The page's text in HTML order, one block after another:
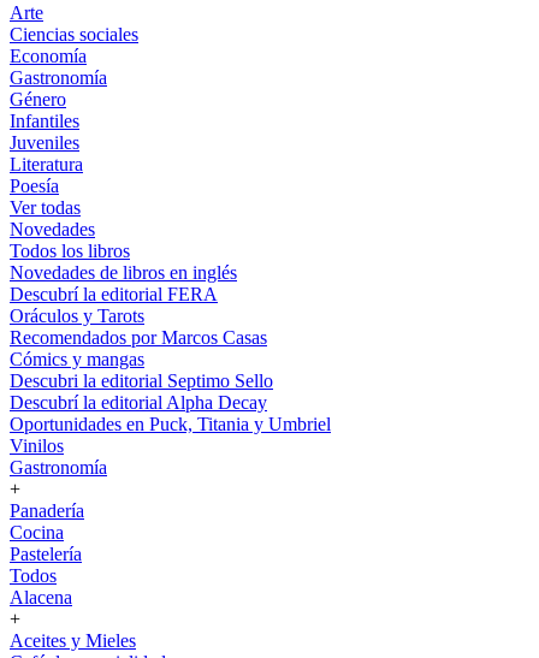
Arte
Ciencias sociales
Economía
Gastronomía
Género
Infantiles
Juveniles
Literatura
Poesía
Ver todas
Novedades
Todos los libros
Novedades de libros en inglés
Descubrí la editorial FERA
Oráculos y Tarots
Recomendados por Marcos Casas
Cómics y mangas
Descubri la editorial Septimo Sello
Descubrí la editorial Alpha Decay
Oportunidades en Puck, Titania y Umbriel
Vinilos
Gastronomía
+
Panadería
Cocina
Pastelería
Todos
Alacena
+
Aceites y Mieles